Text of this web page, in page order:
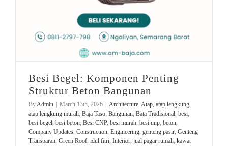
Besi Begel: Komponen Penting
Struktur Beton Bangunan
ByAdmin March 13th, 2026 Architecture, Atap, atap lengkung,
atap lengkung murah, Baja Taso, Bangunan, Bata Tradisional, besi,
besi begel, besi beton, Besi CNP, besi murah, besi unp, beton,
Company Updates, Construction, Engineering, genteng pasir, Genteng
Transparan, Green Roof, idul fitri, Interior, jual pagar rumah, kawat